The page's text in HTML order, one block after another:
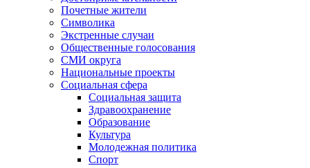
Почетные жители
Символика
Экстренные случаи
Общественные голосования
СМИ округа
Национальные проекты
Социальная сфера
Социальная защита
Здравоохранение
Образование
Культура
Молодежная политика
Спорт